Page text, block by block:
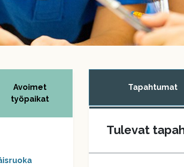
Avoimet
työpaikat
Tapahtumat
Tulevat